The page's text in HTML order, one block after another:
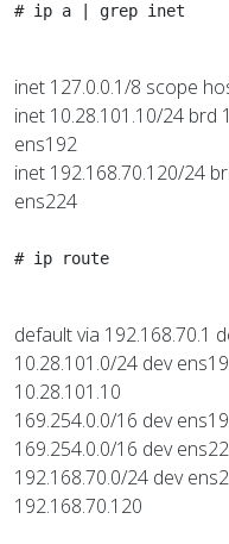
# ip a | grep inet
inet 127.0.0.1/8 scope
inet 10.28.101.10/24 brd
ens192
inet 192.168.70.120/24
ens224
# ip route
default via 192.168.70.1
10.28.101.0/24 dev
10.28.101.10
169.254.0.0/16 dev
169.254.0.0/16 dev
192.168.70.0/24 dev
192.168.70.120